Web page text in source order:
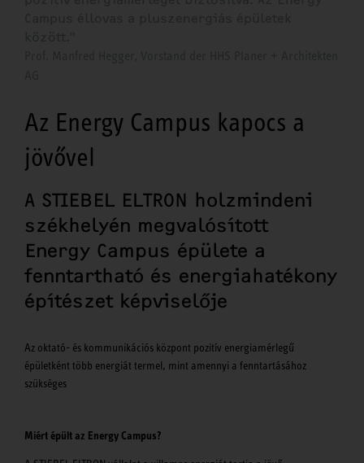
Az Energy Campus kapocs a
jövővel
A STIEBEL ELTRON holzmindeni
székhelyén megvalósított
Energy Campus épülete a
fenntartható és energiahatékony
építészet képviselője
Az oktató- és kommunikációs központ pozitív energiamérlegű
épületként több energiát termel, mint amennyi a fenntartásához
szükséges
Miért épült az Energy Campus?